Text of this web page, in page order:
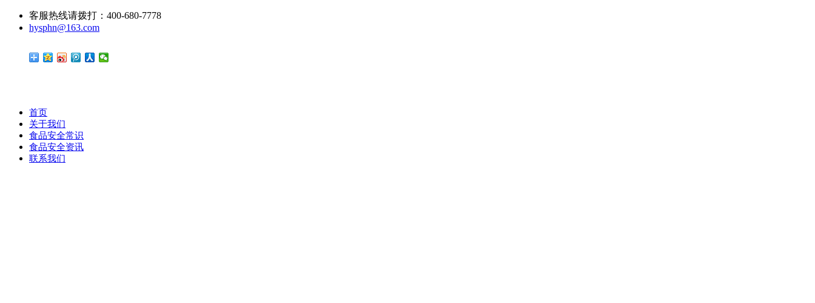
客服热线请拨打：400-680-7778
hysphn@163.com
首页
关于我们
食品安全常识
食品安全资讯
联系我们